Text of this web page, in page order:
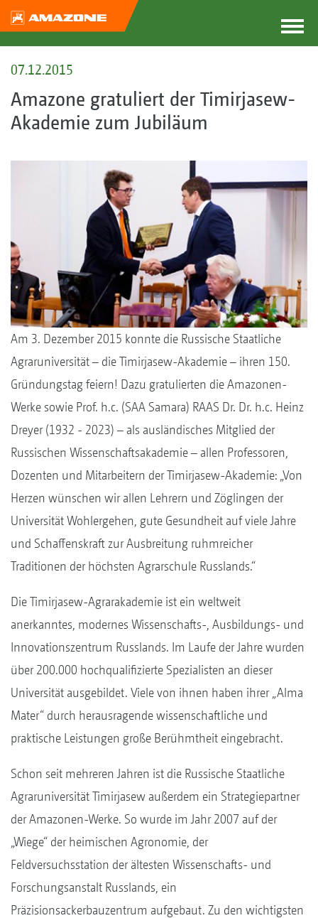
07.12.2015
Amazone gratuliert der Timirjasew-
Akademie zum Jubiläum
Am 3. Dezember 2015 konnte die Russische Staatliche
Agraruniversität – die Timirjasew-Akademie – ihren 150.
Gründungstag feiern! Dazu gratulierten die Amazonen-
Werke sowie Prof. h.c. (SAA Samara) RAAS Dr. Dr. h.c. Heinz
Dreyer (1932 - 2023) – als ausländisches Mitglied der
Russischen Wissenschaftsakademie – allen Professoren,
Dozenten und Mitarbeitern der Timirjasew-Akademie: „Von
Herzen wünschen wir allen Lehrern und Zöglingen der
Universität Wohlergehen, gute Gesundheit auf viele Jahre
und Schaffenskraft zur Ausbreitung ruhmreicher
Traditionen der höchsten Agrarschule Russlands.“
Die Timirjasew-Agrarakademie ist ein weltweit
anerkanntes, modernes Wissenschafts-, Ausbildungs- und
Innovationszentrum Russlands. Im Laufe der Jahre wurden
über 200.000 hochqualifizierte Spezialisten an dieser
Universität ausgebildet. Viele von ihnen haben ihrer „Alma
Mater“ durch herausragende wissenschaftliche und
praktische Leistungen große Berühmtheit eingebracht.
Schon seit mehreren Jahren ist die Russische Staatliche
Agraruniversität Timirjasew außerdem ein Strategiepartner
der Amazonen-Werke. So wurde im Jahr 2007 auf der
„Wiege“ der heimischen Agronomie, der
Feldversuchsstation der ältesten Wissenschafts- und
Forschungsanstalt Russlands, ein
Präzisionsackerbauzentrum aufgebaut. Zu den wichtigsten